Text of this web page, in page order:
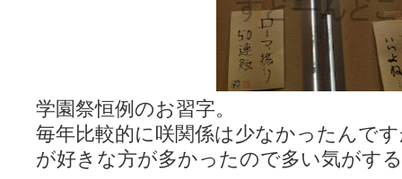
おっきするー咲ブログ / side-A VS side-B 野球対決
フリテンリーチで流して / 姫松高校についてのいくらかの考察 (09:03)
オレのぞん / 咲さんのお誕生日です （ギリギリ） (14:58)
飛鳥の巣 - 咲-Saki- / 咲キャラがギタリストだったら...【風越編】
遊び半分 / もうすぐ８月も終わり (16:03)
咲-Saki-ほんだし / 咲-Saki- 第128局 「涼風」 感想
咲-Saki-麻雀録 / 台風に強そうな咲キャラ (05:45)
君の友達。 / マイ・フェア・レディ (12:49)
ぽっこぬ / 咲絵ログ2 (15:21)
学園祭恒例のお習字。
毎年比較的に咲関係は少なかったんで
が好きな方が多かったので多い気がす